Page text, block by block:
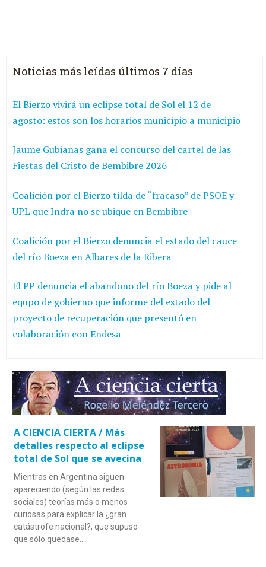
Noticias más leídas últimos 7 días
El Bierzo vivirá un eclipse total de Sol el 12 de
agosto: estos son los horarios municipio a municipio
Jaume Gubianas gana el concurso del cartel de las
Fiestas del Cristo de Bembibre 2026
Coalición por el Bierzo tilda de “fracaso” de PSOE y
UPL que Indra no se ubique en Bembibre
Coalición por el Bierzo denuncia el estado del cauce
del río Boeza en Albares de la Ribera
El PP denuncia el abandono del río Boeza y pide al
equpo de gobierno que informe del estado del
proyecto de recuperación que presentó en
colaboración con Endesa
A CIENCIA CIERTA / Más
detalles respecto al eclipse
total de Sol que se avecina
Mientras en Argentina siguen
apareciendo (según las redes
sociales) teorías más o menos
curiosas para explicar la ¿gran
catástrofe nacional?, que supuso
que sólo quedase…